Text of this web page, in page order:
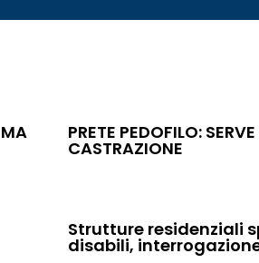
PRETE PEDOFILO:
CASTRAZIONE
Strutture residenziali
disabili,